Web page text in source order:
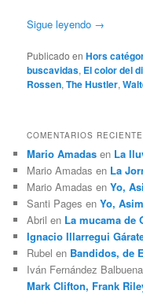
Sigue leyendo →
Publicado en Hors
buscavidas, El color del
Rossen,The Hustler,
COMENTARIOS
Mario Amadas en La
Mario Amadas en La
Mario Amadas enYo,
Santi Pages enYo,
Abril en La mucama de
Ignacio Illarregui
Rubel en Bandidos, de
Iván Fernández Balbuena
Mark Clifton, Frank